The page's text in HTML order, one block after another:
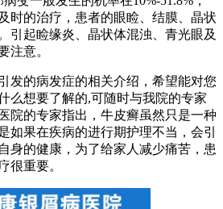
时的治疗，患者的眼睑、结膜、晶状
引起睑缘炎、晶状体混浊、青光眼及
注意。
的病发症的相关介绍，希望能对您
么想要了解的,可随时与我院的专家
院的专家指出，牛皮癣虽然只是一种
如果在疾病的进行期护理不当，会引
身的健康，为了给家人减少痛苦，患
很重要。